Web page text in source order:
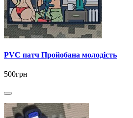
PVC патч Пройобана молодість
500грн